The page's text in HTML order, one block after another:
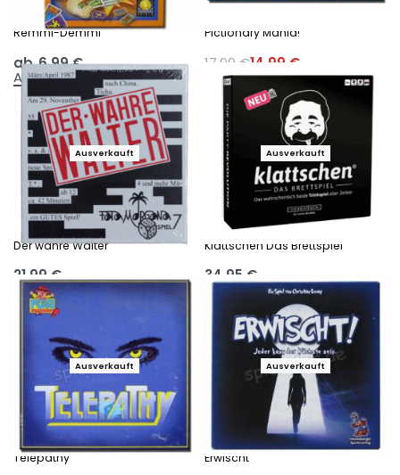
Remmi-Demmi
ab 6,99€
Ausführung wählen
Pictionary Mania!
17,99 €14,99 €
Ausführung wählen
Ausverkauft
Der wahre Walter
21,99€
Ausführung wählen
Ausverkauft
Klattschen Das Brettspiel
34,95 €
Ausführung wählen
Ausverkauft
Telepathy
Ausverkauft
Erwischt